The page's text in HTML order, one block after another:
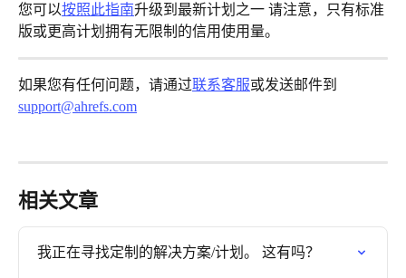
您可以按照此指南升级到最新计划之一 请注意，只有标准
版或更高计划拥有无限制的信用使用量。
如果您有任何问题，请通过联系客服或发送邮件到
support@ahrefs.com
相关文章
我正在寻找定制的解决方案/计划。 这有吗？